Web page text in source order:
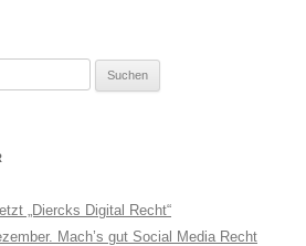
„Diercks Digital Recht“
Mach’s gut Social Media Recht